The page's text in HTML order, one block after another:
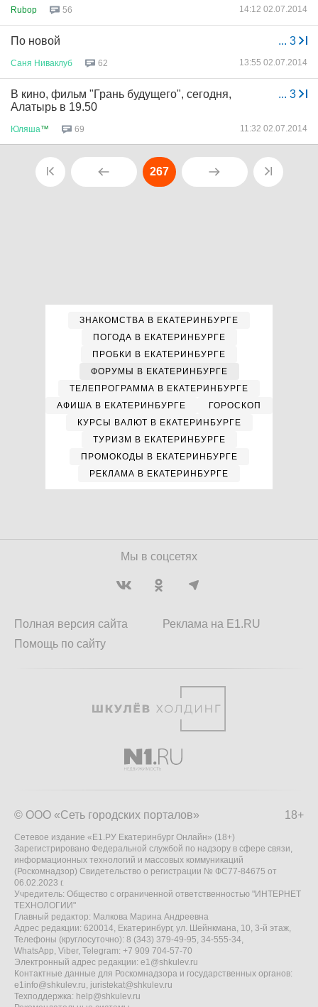
Rubop 56 14:12 02.07.2014
... 3
По новой
Саня Ниваклуб 62 13:55 02.07.2014
... 3
В кино, фильм "Грань будущего", сегодня,
Алатырь в 19.50
Юляша™ 69 11:32 02.07.2014
267
ЗНАКОМСТВА В ЕКАТЕРИНБУРГЕ
ПОГОДА В ЕКАТЕРИНБУРГЕ
ПРОБКИ В ЕКАТЕРИНБУРГЕ
ФОРУМЫ В ЕКАТЕРИНБУРГЕ
ТЕЛЕПРОГРАММА В ЕКАТЕРИНБУРГЕ
АФИША В ЕКАТЕРИНБУРГЕ
ГОРОСКОП
КУРСЫ ВАЛЮТ В ЕКАТЕРИНБУРГЕ
ТУРИЗМ В ЕКАТЕРИНБУРГЕ
ПРОМОКОДЫ В ЕКАТЕРИНБУРГЕ
РЕКЛАМА В ЕКАТЕРИНБУРГЕ
Мы в соцсетях
Полная версия сайта
Помощь по сайту
Реклама на E1.RU
18+
© ООО «Сеть городских порталов»
Сетевое издание «Е1.РУ Екатеринбург Онлайн» (18+)
Зарегистрировано Федеральной службой по надзору в сфере связи,
информационных технологий и массовых коммуникаций
(Роскомнадзор) Свидетельство о регистрации № ФС77-84675 от
06.02.2023 г.
Учредитель: Общество с ограниченной ответственностью "ИНТЕРНЕТ
ТЕХНОЛОГИИ"
Главный редактор: Малкова Марина Андреевна
Адрес редакции: 620014, Екатеринбург, ул. Шейнкмана, 10, 3-й этаж,
Телефоны (круглосуточно): 8 (343) 379-49-95, 34-555-34,
WhatsApp, Viber, Telegram: +7 909 704-57-70
Электронный адрес редакции: e1@shkulev.ru
Контактные данные для Роскомнадзора и государственных органов:
e1info@shkulev.ru, juristekat@shkulev.ru
Техподдержка: help@shkulev.ru